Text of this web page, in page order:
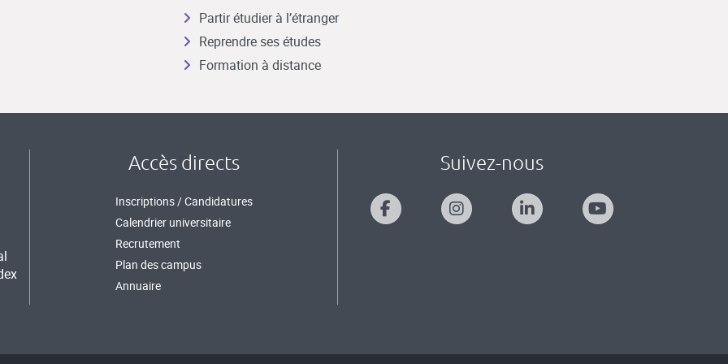
Partir étudier à l’étranger
Reprendre ses études
Formation à distance
Accès directs
Inscriptions / Candidatures
Calendrier universitaire
Recrutement
Plan des campus
Annuaire
Suivez-nous